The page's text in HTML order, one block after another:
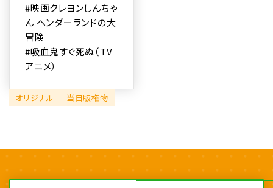
#映画クレヨンしんちゃ
ん ヘンダーランドの大
冒険
#吸血鬼すぐ死ぬ（TV
アニメ）
オリジナル 当日版権物